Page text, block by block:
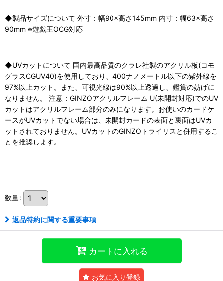
◆製品サイズについて 外寸：幅90×高さ145mm 内寸：幅63×高さ
90mm ※遊戯王OCG対応
◆UVカットについて 国内最高品質のクラレ社製のアクリル板(コモ
グラスCGUV40)を使用しており、400ナノメートル以下の紫外線を
97%以上カット。また、可視光線は90%以上透過し、鑑賞の妨げに
なりません。 注意：GINZOアクリルフレーム U(未開封対応)でのUV
カットはアクリルフレーム部分のみになります。お使いのカードケ
ースがUVカットでない場合は、未開封カードの表面と裏面はUVカ
ットされておりません。UVカットのGINZOトライリスと併用するこ
とを推奨します。
数量:
返品特約に関する重要事項
カートに入れる
お気に入り登録